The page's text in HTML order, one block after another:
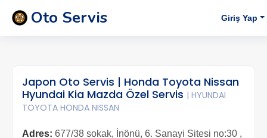
Oto Servis Giriş Yap
Japon Oto Servis | Honda Toyota Nissan
Hyundai Kia Mazda Özel Servis | HYUNDAI
TOYOTA HONDA NISSAN
Adres: 677/38 sokak, İnönü, 6. Sanayi Sitesi no:30 ,